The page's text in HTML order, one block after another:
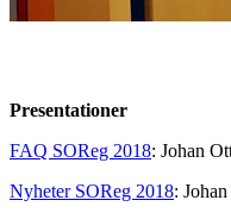
Presentationer
FAQ SOReg 2018: Johan
Nyheter SOReg 2018: